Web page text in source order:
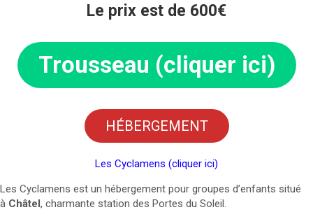
Le prix est de 600€
Trousseau (cliquer ici)
HÉBERGEMENT
Les Cyclamens (cliquer ici)
Les Cyclamens est un hébergement pour groupes d’enfants situé
à Châtel, charmante station des Portes du Soleil.